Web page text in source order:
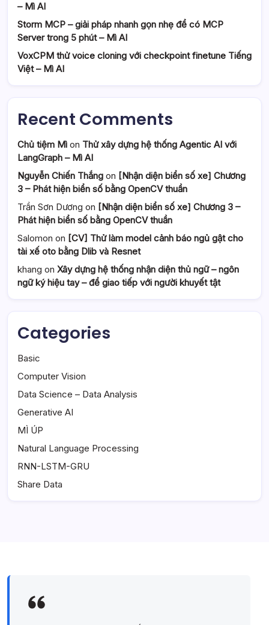
– Mì AI
Storm MCP – giải pháp nhanh gọn nhẹ để có MCP
Server trong 5 phút – Mì AI
VoxCPM thử voice cloning với checkpoint finetune Tiếng
Việt – Mì AI
Recent Comments
Chủ tiệm Mì on Thử xây dựng hệ thống Agentic AI với
LangGraph – Mì AI
Nguyễn Chiến Thắng on [Nhận diện biển số xe] Chương
3 – Phát hiện biển số bằng OpenCV thuần
Trần Sơn Dương on [Nhận diện biển số xe] Chương 3 –
Phát hiện biển số bằng OpenCV thuần
Salomon on [CV] Thử làm model cảnh báo ngủ gật cho
tài xế oto bằng Dlib và Resnet
khang on Xây dựng hệ thống nhận diện thủ ngữ – ngôn
ngữ ký hiệu tay – để giao tiếp với người khuyết tật
Categories
Basic
Computer Vision
Data Science – Data Analysis
Generative AI
MÌ ÚP
Natural Language Processing
RNN-LSTM-GRU
Share Data